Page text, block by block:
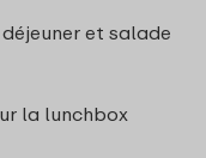
et salade
la lunchbox